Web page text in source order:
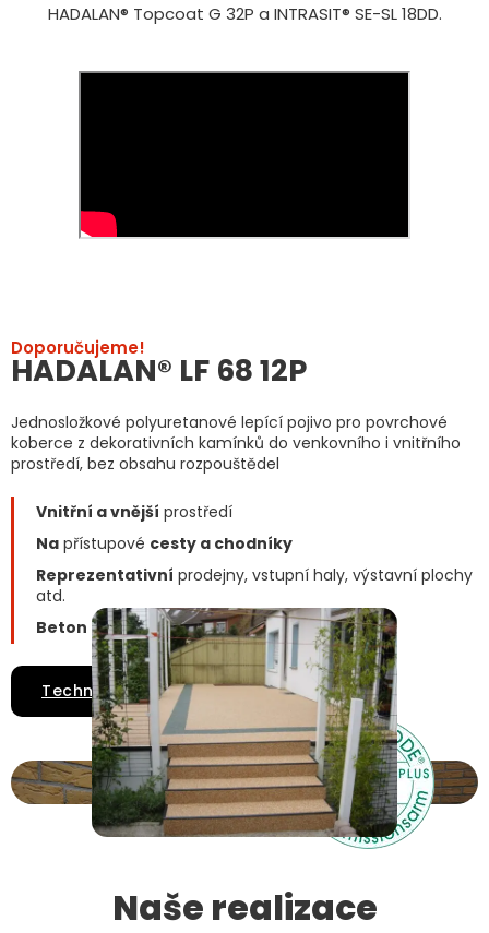
HADALAN® Topcoat G 32P a INTRASIT® SE-SL 18DD.
Doporučujeme!
HADALAN® LF 68 12P
Jednosložkové polyuretanové lepící pojivo pro povrchové
koberce z dekorativních kamínků do venkovního i vnitřního
prostředí, bez obsahu rozpouštědel
Vnitřní a vnější prostředí
Na přístupové cesty a chodníky
Reprezentativní prodejny, vstupní haly, výstavní plochy
atd.
Beton i cementové potěry
Technické listy
Naše realizace